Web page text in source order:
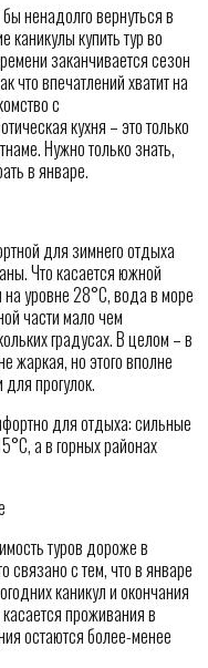
ненадолго вернуться в
каникулы купить тур во
заканчивается сезон
что впечатлений хватит на
с
кухня – это только
Нужно только знать,
в январе.
для зимнего отдыха
Что касается южной
на уровне 28°С, вода в море
части мало чем
градусах. В целом – в
жаркая, но этого вполне
прогулок.
для отдыха: сильные
а в горных районах
туров дороже в
с тем, что в январе
каникул и окончания
проживания в
остаются более-менее